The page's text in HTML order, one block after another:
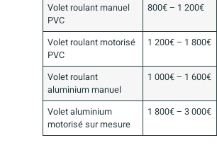
Volet roulant manuel
PVC
800€ – 1 200€
Volet roulant motorisé
PVC
1 200€ – 1 800€
Volet roulant
aluminium manuel
1 000€ – 1 600€
Volet aluminium
motorisé sur mesure
1 800€ – 3 000€